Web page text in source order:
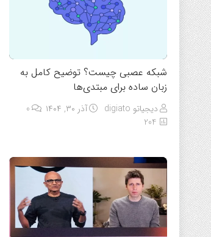
شبکه عصبی چیست؟ توضیح کامل به
زبان ساده برای مبتدی‌ها
دیجیاتو digiato آذر ۳۰, ۱۴۰۴
0
204